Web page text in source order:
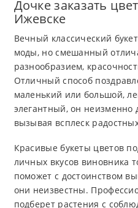
Дочке заказать
Ижевске
Вечный классический
моды, но смешанный
разнообразием,
Отличный способ
маленький или большой,
элегантный, он неизменно
вызывая всплеск
Красивые букеты цветов
личных вкусов виновника
поможет с достоинством
они неизвестны.
подберет растения с